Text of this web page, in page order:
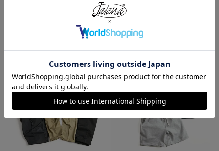
半袖 バインディング ガーメント
ペイズリーTHE BANDANNA COM
PANY